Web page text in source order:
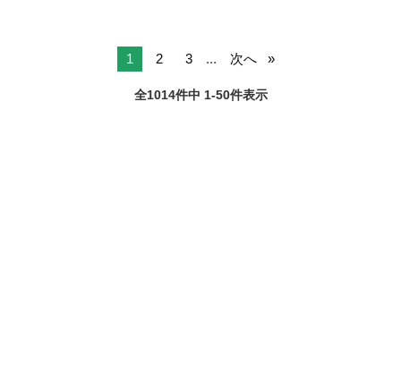
1 2 3 ... 次へ
全1014件中 1-50件表示